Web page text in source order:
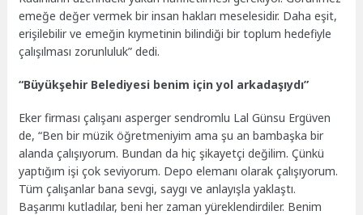
emeğe değer vermek bir insan hakları meselesidir. Daha eşit,
erişilebilir ve emeğin kıymetinin bilindiği bir toplum hedefiyle
çalışılması zorunluluk” dedi.
“Büyükşehir Belediyesi benim için yol arkadaşıydı”
Eker firması çalışanı asperger sendromlu Lal Günsu Ergüven
de, “Ben bir müzik öğretmeniyim ama şu an bambaşka bir
alanda çalışıyorum. Bundan da hiç şikayetçi değilim. Çünkü
yaptığım işi çok seviyorum. Depo elemanı olarak çalışıyorum.
Tüm çalışanlar bana sevgi, saygı ve anlayışla yaklaştı.
Başarımı kutladılar, beni her zaman yüreklendirdiler. Benim